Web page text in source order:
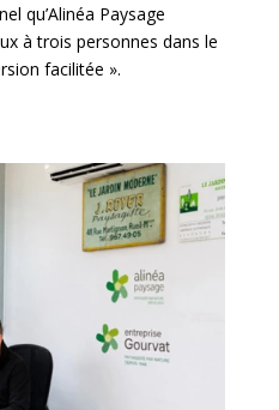
qu’Alinéa Paysage
à trois personnes dans le
facilitée ».